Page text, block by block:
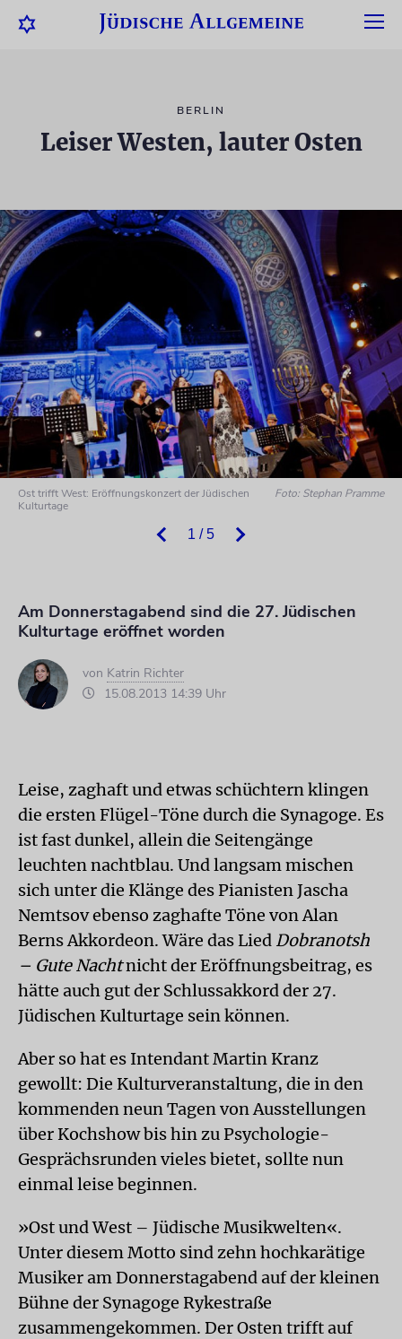
BERLIN
Leiser Westen, lauter Osten
1 / 5
Ost trifft West: Eröffnungskonzert der Jüdischen
Kulturtage
Foto: Stephan Pramme
Am Donnerstagabend sind die 27. Jüdischen
Kulturtage eröffnet worden
von Katrin Richter
15.08.2013 14:39 Uhr
Leise, zaghaft und etwas schüchtern klingen
die ersten Flügel-Töne durch die Synagoge. Es
ist fast dunkel, allein die Seitengänge
leuchten nachtblau. Und langsam mischen
sich unter die Klänge des Pianisten Jascha
Nemtsov ebenso zaghafte Töne von Alan
Berns Akkordeon. Wäre das Lied Dobranotsh
– Gute Nachtnicht der Eröffnungsbeitrag, es
hätte auch gut der Schlussakkord der 27.
Jüdischen Kulturtage sein können.
Aber so hat es Intendant Martin Kranz
gewollt: Die Kulturveranstaltung, die in den
kommenden neun Tagen von Ausstellungen
über Kochshow bis hin zu Psychologie-
Gesprächsrunden vieles bietet, sollte nun
einmal leise beginnen.
»Ost und West – Jüdische Musikwelten«.
Unter diesem Motto sind zehn hochkarätige
Musiker am Donnerstagabend auf der kleinen
Bühne der Synagoge Rykestraße
zusammengekommen. Der Osten trifft auf